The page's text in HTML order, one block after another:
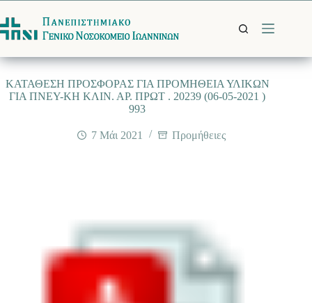
στο
περιεχόμενο
ΚΑΤΑΘΕΣΗ ΠΡΟΣΦΟΡΑΣ ΓΙΑ ΠΡΟΜΗΘΕΙΑ ΥΛΙΚΩΝ
ΓΙΑ ΠΝΕΥ-ΚΗ ΚΛΙΝ. ΑΡ. ΠΡΩΤ . 20239 (06-05-2021 )
993
7 Μάι 2021 Προμήθειες